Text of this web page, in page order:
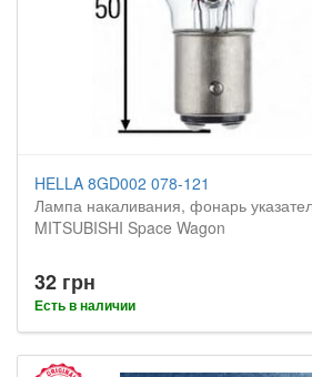
HELLA 8GD002 078-121
Лампа накаливания, фонарь
MITSUBISHI Space Wagon
32 грн
Есть в наличии